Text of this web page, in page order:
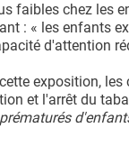
faibles chez les
: « les enfants
d'attention
exposition, les
et l'arrêt du